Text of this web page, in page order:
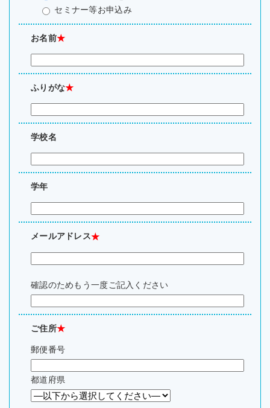
セミナー等お申込み
お名前★
ふりがな★
学校名
学年
メールアドレス★
確認のためもう一度ご記入ください
ご住所★
郵便番号
都道府県